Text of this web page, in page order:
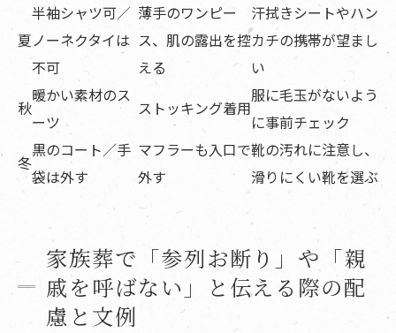
夏
半袖シャツ可／
ノーネクタイは
不可
薄手のワンピー
ス、肌の露出を控
える
汗拭きシートやハン
カチの携帯が望まし
い
秋
暖かい素材のス
ーツ
ストッキング着用
服に毛玉がないよう
に事前チェック
冬
黒のコート／手
袋は外す
マフラーも入口で
外す
靴の汚れに注意し、
滑りにくい靴を選ぶ
家族葬で「参列お断り」や「親
戚を呼ばない」と伝える際の配
慮と文例